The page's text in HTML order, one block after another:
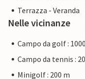
Terrazza - Veranda
Nelle vicinanze
Campo da golf :
Campo da tennis :
Minigolf : 200 m